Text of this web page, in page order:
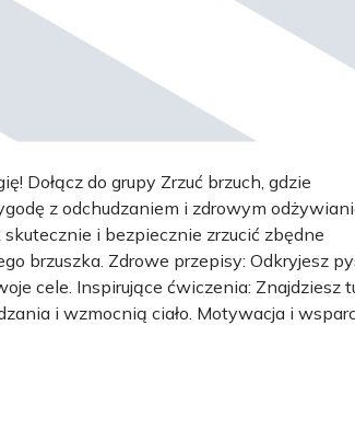
Dołącz do grupy Zrzuć brzuch, gdzie
z odchudzaniem i zdrowym
i bezpiecznie zrzucić zbędne
brzuszka. Zdrowe przepisy: Odkryjesz
cele. Inspirujące ćwiczenia: Znajdziesz
i wzmocnią ciało. Motywacja i
Nie musisz tego robić sam! W
pozytywnej energii. Dołącz teraz i
najlepszy czas żeby zacząć dbać o